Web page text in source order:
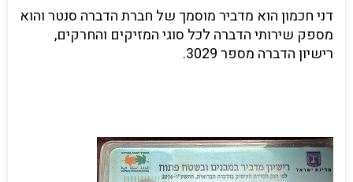
דני חכמון הוא מדביר מוסמך של חברת הדברה סנטר והוא
מספק שירותי הדברה לכל סוגי המזיקים והחרקים,
רישיון הדברה מספר 3029.